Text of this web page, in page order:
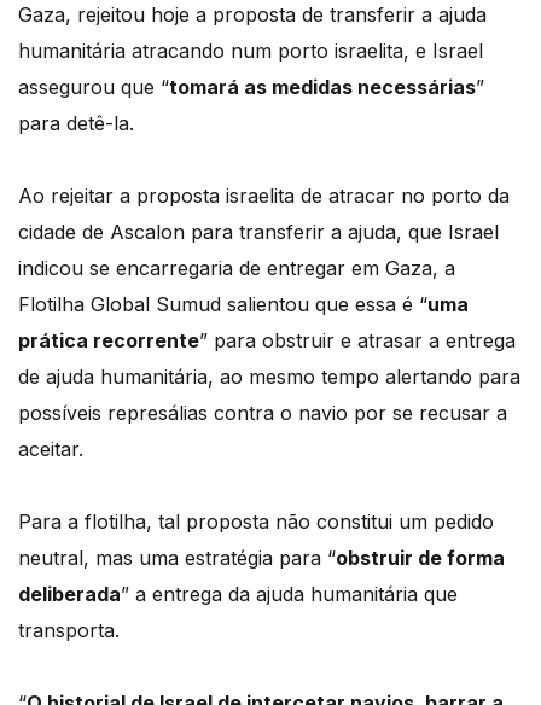
Gaza, rejeitou hoje a proposta de transferir a ajuda
humanitária atracando num porto israelita, e Israel
assegurou que “tomará as medidas necessárias”
para detê-la.
Ao rejeitar a proposta israelita de atracar no porto da
cidade de Ascalon para transferir a ajuda, que Israel
indicou se encarregaria de entregar em Gaza, a
Flotilha Global Sumud salientou que essa é “uma
prática recorrente” para obstruir e atrasar a entrega
de ajuda humanitária, ao mesmo tempo alertando para
possíveis represálias contra o navio por se recusar a
aceitar.
Para a flotilha, tal proposta não constitui um pedido
neutral, mas uma estratégia para “obstruir de forma
deliberada” a entrega da ajuda humanitária que
transporta.